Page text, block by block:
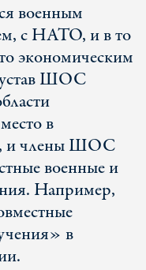
военным
с НАТО, и в то
экономическим
устав ШОС
в
и члены ШОС
военные и
Например,
в